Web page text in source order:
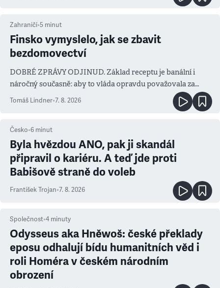
Zahraničí•5 minut
Finsko vymyslelo, jak se zbavit
bezdomovectví
DOBRÉ ZPRÁVY ODJINUD. Základ receptu je banální i
náročný současně: aby to vláda opravdu považovala za
Tomáš Lindner•7. 8. 2026
Česko•6 minut
Byla hvězdou ANO, pak ji skandál
připravil o kariéru. A teď jde proti
Babišově straně do voleb
František Trojan•7. 8. 2026
Společnost•4 minuty
Odysseus aka Hněwoš: české překlady
eposu odhalují bídu humanitních věd i
roli Homéra v českém národním
obrození